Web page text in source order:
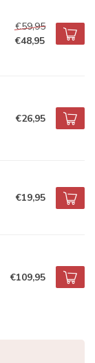
€59,95
€48,95
€26,95
€19,95
€109,95